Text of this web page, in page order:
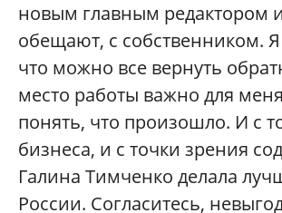
новым главным редактором
обещают, с собственником.
что можно все вернуть
место работы важно для
понять, что произошло. И с
бизнеса, и с точки зрения
Галина Тимченко делала
России. Согласитесь,